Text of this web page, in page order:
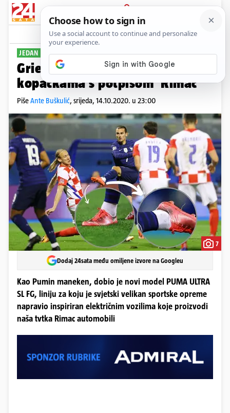
PRIJAVA
Sport Komentari
JEDAN OD PRVIH DODIRA...
Griezmann nam ovaj put zabio u
kopačkama s potpisom 'Rimac'
PišeAnte Buškulić, srijeda, 14.10.2020. u 23:00
7
Dodaj 24sata među omiljene izvore na Googleu
Kao Pumin maneken, dobio je novi model PUMA ULTRA
SL FG, liniju za koju je svjetski velikan sportske opreme
napravio inspiriran električnim vozilima koje proizvodi
naša tvtka Rimac automobili